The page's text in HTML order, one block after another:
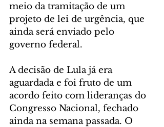
meio da tramitação de um
projeto de lei de urgência, que
ainda será enviado pelo
governo federal.
A decisão de Lula já era
aguardada e foi fruto de um
acordo feito com lideranças do
Congresso Nacional, fechado
ainda na semana passada. O